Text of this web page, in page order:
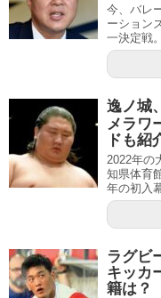
今、バレ
ーション
一決定戦
逸ノ城
メラワ
ドも紹
2022年の
知県体育
年の初入
ラグビ
キッカ
籍は？